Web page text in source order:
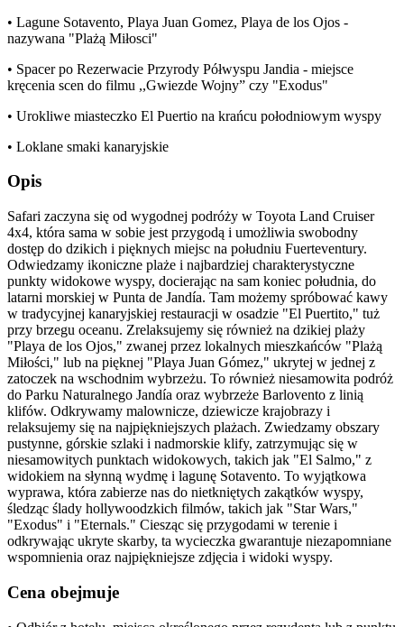
• Lagune Sotavento, Playa Juan Gomez, Playa de los Ojos -
nazywana "Plażą Miłosci"
• Spacer po Rezerwacie Przyrody Półwyspu Jandia - miejsce
kręcenia scen do filmu ,,Gwiezde Wojny” czy "Exodus"
• Urokliwe miasteczko El Puertio na krańcu połodniowym wyspy
• Loklane smaki kanaryjskie
Opis
Safari zaczyna się od wygodnej podróży w Toyota Land Cruiser
4x4, która sama w sobie jest przygodą i umożliwia swobodny
dostęp do dzikich i pięknych miejsc na południu Fuerteventury.
Odwiedzamy ikoniczne plaże i najbardziej charakterystyczne
punkty widokowe wyspy, docierając na sam koniec południa, do
latarni morskiej w Punta de Jandía. Tam możemy spróbować kawy
w tradycyjnej kanaryjskiej restauracji w osadzie "El Puertito," tuż
przy brzegu oceanu. Zrelaksujemy się również na dzikiej plaży
"Playa de los Ojos," zwanej przez lokalnych mieszkańców "Plażą
Miłości," lub na pięknej "Playa Juan Gómez," ukrytej w jednej z
zatoczek na wschodnim wybrzeżu. To również niesamowita podróż
do Parku Naturalnego Jandía oraz wybrzeże Barlovento z linią
klifów. Odkrywamy malownicze, dziewicze krajobrazy i
relaksujemy się na najpiękniejszych plażach. Zwiedzamy obszary
pustynne, górskie szlaki i nadmorskie klify, zatrzymując się w
niesamowitych punktach widokowych, takich jak "El Salmo," z
widokiem na słynną wydmę i lagunę Sotavento. To wyjątkowa
wyprawa, która zabierze nas do nietkniętych zakątków wyspy,
śledząc ślady hollywoodzkich filmów, takich jak "Star Wars,"
"Exodus" i "Eternals." Ciesząc się przygodami w terenie i
odkrywając ukryte skarby, ta wycieczka gwarantuje niezapomniane
wspomnienia oraz najpiękniejsze zdjęcia i widoki wyspy.
Cena obejmuje